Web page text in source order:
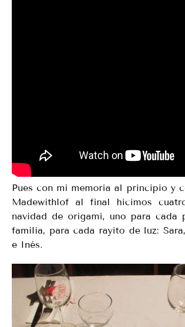
Pues con mi memoria al principio y
Madewithlof al final hicimos
navidad de origami, uno para cada
familia, para cada rayito de luz:
e Inés.